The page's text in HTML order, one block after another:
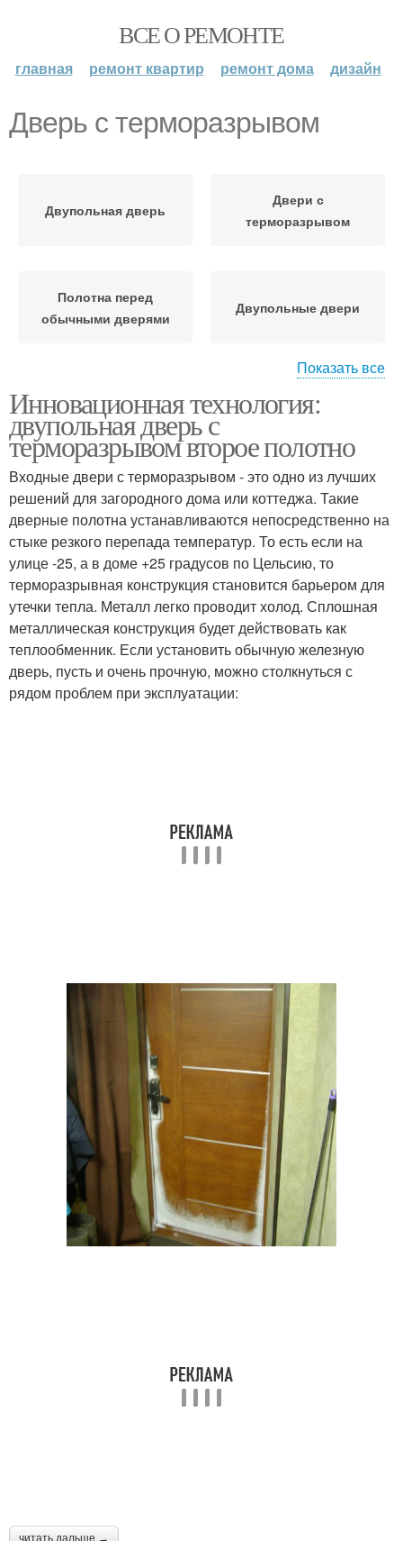
ВСЕ О РЕМОНТЕ
главная ремонт квартир ремонт дома дизайн
Дверь с терморазрывом
Двупольная дверь
Двери с
терморазрывом
Полотна перед
обычными дверями
Двупольные двери
терморазрывом
двери
Двери в частном доме Железная дверь
Входная дверь
Наледь на входной
двери
Двери в коттедже
Двери в частный дом Металлическая дверь
Входные двери Теплые двери
Двери с уникальным
дизайном
Двери в украине
Дверь в частный дом
Показать все
Инновационная технология:
двупольная дверь с
терморазрывом второе полотно
Входные двери с терморазрывом - это одно из лучших
решений для загородного дома или коттеджа. Такие
дверные полотна устанавливаются непосредственно на
стыке резкого перепада температур. То есть если на
улице -25, а в доме +25 градусов по Цельсию, то
терморазрывная конструкция становится барьером для
утечки тепла. Металл легко проводит холод. Сплошная
металлическая конструкция будет действовать как
теплообменник. Если установить обычную железную
дверь, пусть и очень прочную, можно столкнуться с
рядом проблем при эксплуатации:
читать дальше →